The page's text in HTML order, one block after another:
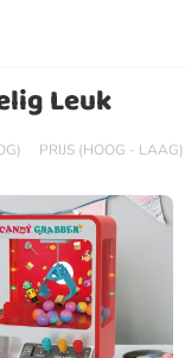
Leuk
PRIJS (HOOG - LAAG)